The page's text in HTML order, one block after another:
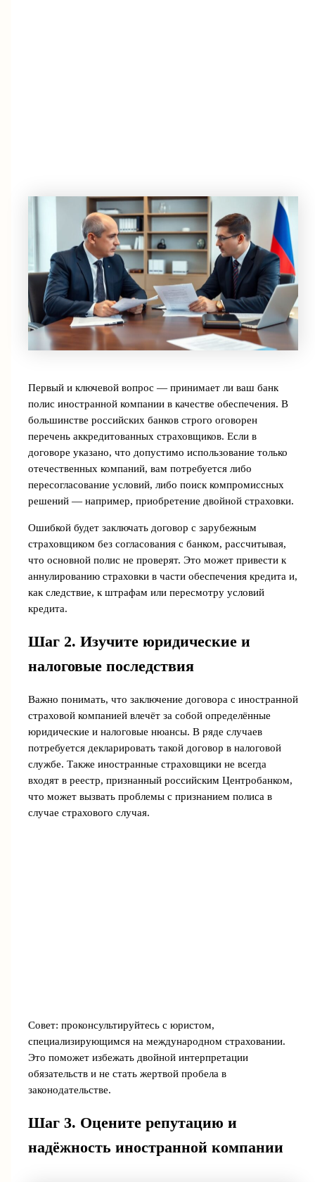
Первый и ключевой вопрос — принимает ли ваш банк
полис иностранной компании в качестве обеспечения. В
большинстве российских банков строго оговорен
перечень аккредитованных страховщиков. Если в
договоре указано, что допустимо использование только
отечественных компаний, вам потребуется либо
пересогласование условий, либо поиск компромиссных
решений — например, приобретение двойной страховки.
Ошибкой будет заключать договор с зарубежным
страховщиком без согласования с банком, рассчитывая,
что основной полис не проверят. Это может привести к
аннулированию страховки в части обеспечения кредита и,
как следствие, к штрафам или пересмотру условий
кредита.
Шаг 2. Изучите юридические и
налоговые последствия
Важно понимать, что заключение договора с иностранной
страховой компанией влечёт за собой определённые
юридические и налоговые нюансы. В ряде случаев
потребуется декларировать такой договор в налоговой
службе. Также иностранные страховщики не всегда
входят в реестр, признанный российским Центробанком,
что может вызвать проблемы с признанием полиса в
случае страхового случая.
Совет: проконсультируйтесь с юристом,
специализирующимся на международном страховании.
Это поможет избежать двойной интерпретации
обязательств и не стать жертвой пробела в
законодательстве.
Шаг 3. Оцените репутацию и
надёжность иностранной компании